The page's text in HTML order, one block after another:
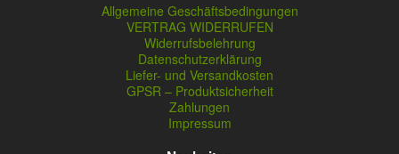
Allgemeine Geschäftsbedingungen
VERTRAG WIDERRUFEN
Widerrufsbelehrung
Datenschutzerklärung
Liefer- und Versandkosten
GPSR – Produktsicherheit
Zahlungen
Impressum